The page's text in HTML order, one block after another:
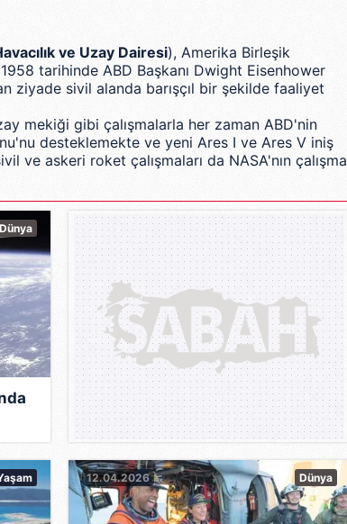
ve Uzay Dairesi), Amerika Birleşik
1958 tarihinde ABD Başkanı Dwight Eisenhower
ziyade sivil alanda barışçıl bir şekilde faaliyet
mekiği gibi çalışmalarla her zaman ABD'nin
desteklemekte ve yeni Ares I ve Ares V iniş
ve askeri roket çalışmaları da NASA'nın çalışma
Dünya
12.04.2026 Dünya